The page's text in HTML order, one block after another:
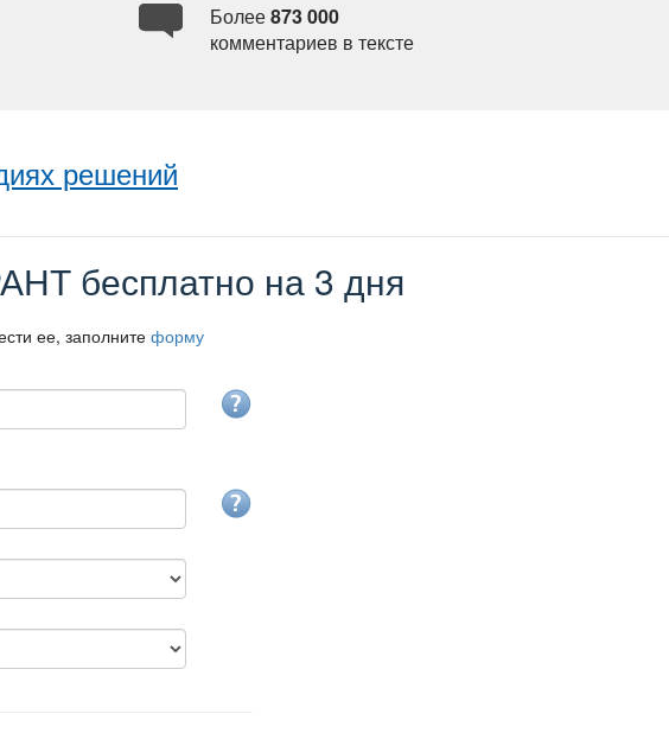
Более873 000
комментариев в тексте
решений
бесплатно на 3 дня
ее, заполните форму